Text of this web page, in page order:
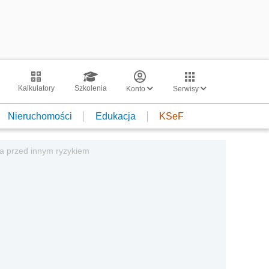
Kalkulatory Szkolenia Konto Serwisy
Nieruchomości Edukacja KSeF
przed innym ryzykiem